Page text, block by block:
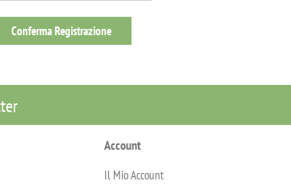
Account
Il Mio Account